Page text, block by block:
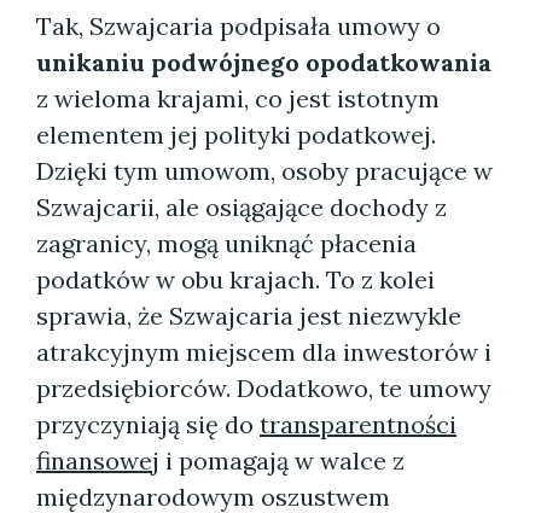
Tak, Szwajcaria podpisała umowy o
unikaniu podwójnego opodatkowania
z wieloma krajami, co jest istotnym
elementem jej polityki podatkowej.
Dzięki tym umowom, osoby pracujące w
Szwajcarii, ale osiągające dochody z
zagranicy, mogą uniknąć płacenia
podatków w obu krajach. To z kolei
sprawia, że Szwajcaria jest niezwykle
atrakcyjnym miejscem dla inwestorów i
przedsiębiorców. Dodatkowo, te umowy
przyczyniają się do transparentności
finansowej i pomagają w walce z
międzynarodowym oszustwem